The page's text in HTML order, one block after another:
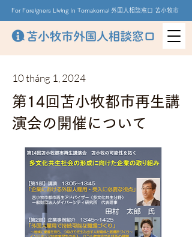
For Foreigners Living In Tomakomai 外国人相談窓口 苫小牧市
10 tháng 1, 2024
第14回苫小牧都市再生講
演会の開催について